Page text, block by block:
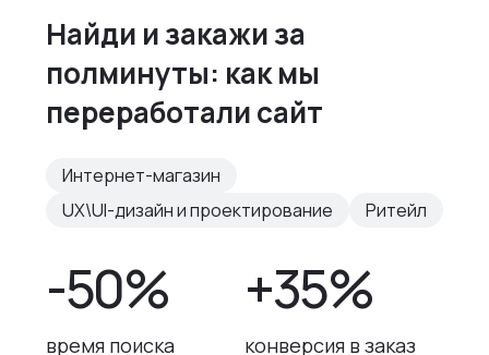
Найди и закажи за
полминуты: как мы
переработали сайт
Интернет-магазин
UX\UI-дизайн и проектирование
Ритейл
-50%
время поиска
+35%
конверсия в заказ